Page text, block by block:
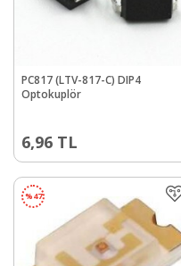
PC817 (LTV-817-C) DIP4
Optokuplör
6,96 TL
%47